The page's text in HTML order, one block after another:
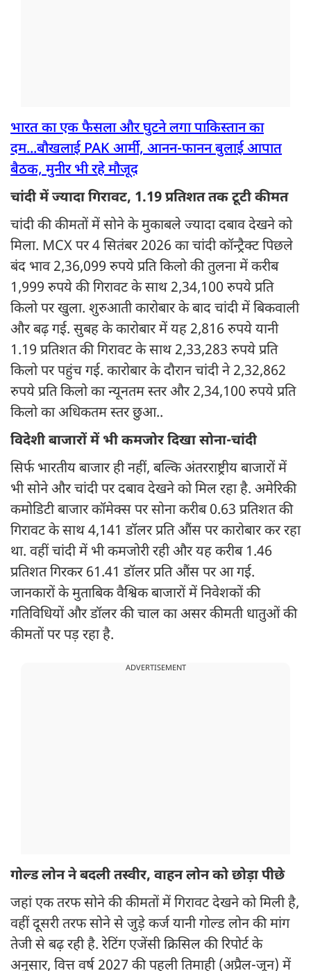
भारत का एक फैसला और घुटने लगा पाकिस्तान का
दम...बौखलाई PAK आर्मी, आनन-फानन बुलाई आपात
बैठक, मुनीर भी रहे मौजूद
चांदी में ज्यादा गिरावट, 1.19 प्रतिशत तक टूटी कीमत
चांदी की कीमतों में सोने के मुकाबले ज्यादा दबाव देखने को
मिला. MCX पर 4 सितंबर 2026 का चांदी कॉन्ट्रैक्ट पिछले
बंद भाव 2,36,099 रुपये प्रति किलो की तुलना में करीब
1,999 रुपये की गिरावट के साथ 2,34,100 रुपये प्रति
किलो पर खुला. शुरुआती कारोबार के बाद चांदी में बिकवाली
और बढ़ गई. सुबह के कारोबार में यह 2,816 रुपये यानी
1.19 प्रतिशत की गिरावट के साथ 2,33,283 रुपये प्रति
किलो पर पहुंच गई. कारोबार के दौरान चांदी ने 2,32,862
रुपये प्रति किलो का न्यूनतम स्तर और 2,34,100 रुपये प्रति
किलो का अधिकतम स्तर छुआ..
विदेशी बाजारों में भी कमजोर दिखा सोना-चांदी
सिर्फ भारतीय बाजार ही नहीं, बल्कि अंतरराष्ट्रीय बाजारों में
भी सोने और चांदी पर दबाव देखने को मिल रहा है. अमेरिकी
कमोडिटी बाजार कॉमेक्स पर सोना करीब 0.63 प्रतिशत की
गिरावट के साथ 4,141 डॉलर प्रति औंस पर कारोबार कर रहा
था. वहीं चांदी में भी कमजोरी रही और यह करीब 1.46
प्रतिशत गिरकर 61.41 डॉलर प्रति औंस पर आ गई.
जानकारों के मुताबिक वैश्विक बाजारों में निवेशकों की
गतिविधियों और डॉलर की चाल का असर कीमती धातुओं की
कीमतों पर पड़ रहा है.
ADVERTISEMENT
गोल्ड लोन ने बदली तस्वीर, वाहन लोन को छोड़ा पीछे
जहां एक तरफ सोने की कीमतों में गिरावट देखने को मिली है,
वहीं दूसरी तरफ सोने से जुड़े कर्ज यानी गोल्ड लोन की मांग
तेजी से बढ़ रही है. रेटिंग एजेंसी क्रिसिल की रिपोर्ट के
अनुसार, वित्त वर्ष 2027 की पहली तिमाही (अप्रैल-जून) में